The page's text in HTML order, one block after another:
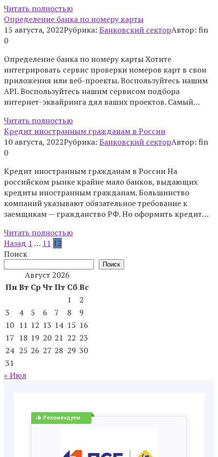
Читать полностью
Определение банка по номеру карты
15 августа, 2022Рубрика: Банковский секторАвтор: fin
0
Определение банка по номеру карты Хотите
интегрировать сервис проверки номеров карт в свои
приложения или веб-проекты. Воспользуйтесь нашим
API. Воспользуйтесь нашим сервисом подбора
интернет-эквайринга дял ваших проектов. Самый…
Читать полностью
Кредит иностранным гражданам в России
10 августа, 2022Рубрика: Банковский секторАвтор: fin
0
Кредит иностранным гражданам в России На
российском рынке крайне мало банков, выдающих
кредиты иностранным гражданам. Большинство
компаний указывают обязательное требование к
заемщикам — гражданство РФ. Но оформить кредит…
Читать полностью
Пагинация
записей
Назад 1 … 11 12
Поиск
Поиск
Август 2026
ПнВт Ср ЧтПт СбВс
1
2
3
4 5 6 7 8
9
10 11 12 13 14 15 16
17 18 19 20 21 22 23
24 25 26 27 28 29 30
31
« Июл